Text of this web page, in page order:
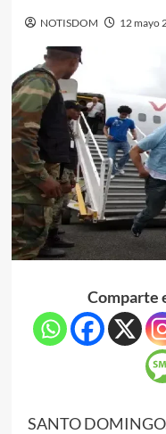
NOTISDOM 12 mayo
Comparte
SANTO